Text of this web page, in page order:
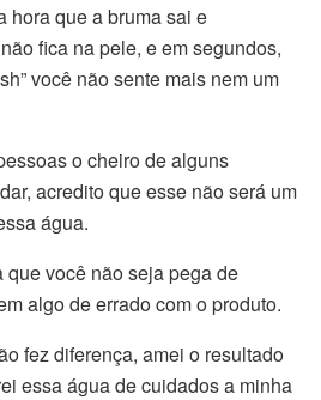
hora que a bruma sai e
fica na pele, e em segundos,
você não sente mais nem um
o cheiro de alguns
acredito que esse não será um
água.
você não seja pega de
algo de errado com o produto.
fez diferença, amei o resultado
essa água de cuidados a minha